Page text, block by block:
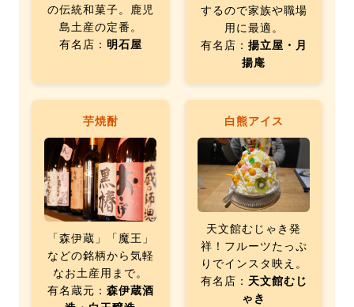
の伝統和菓子。鹿児
島土産の定番。
有名店： 明石屋
するので家族や職場
用に最適。
有名店： 揚立屋・月
揚庵
芋焼酎
「森伊蔵」「魔王」
などの銘柄から気軽
なお土産用まで。
有名蔵元： 森伊蔵酒
白熊アイス
天文館むじゃき発
祥！フルーツたっぷ
りでインスタ映え。
有名店： 天文館むじ
ゃき